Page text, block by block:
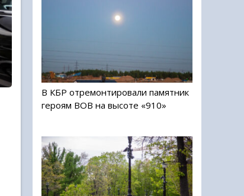
В КБР отремонтировали памятник
героям ВОВ на высоте «910»